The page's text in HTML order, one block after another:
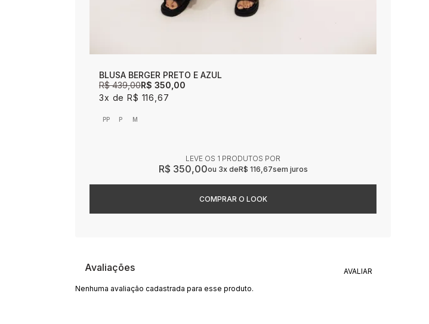
BLUSA BERGER PRETO E AZUL
R$ 439,00R$ 350,00
3x
R$ 116,67
PP P M
LEVE OS 1 PRODUTOS
R$ 350,00 3x R$ 116,67sem juros
Avaliações
Nenhuma avaliação cadastrada para esse produto.